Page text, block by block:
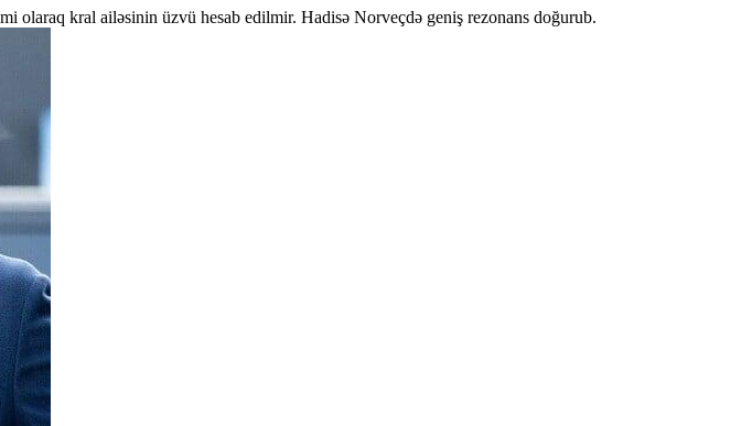
kral ailəsinin üzvü hesab edilmir. Hadisə Norveçdə geniş rezonans doğurub.